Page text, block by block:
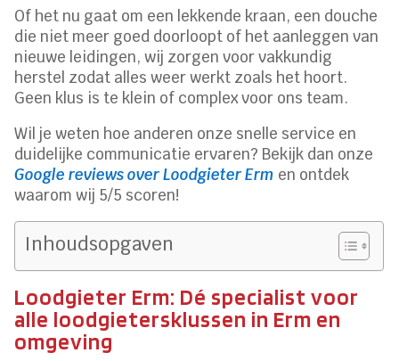
Of het nu gaat om een lekkende kraan, een douche
die niet meer goed doorloopt of het aanleggen van
nieuwe leidingen, wij zorgen voor vakkundig
herstel zodat alles weer werkt zoals het hoort.
Geen klus is te klein of complex voor ons team.
Wil je weten hoe anderen onze snelle service en
duidelijke communicatie ervaren? Bekijk dan onze
Google reviews over Loodgieter Erm en ontdek
waarom wij 5/5 scoren!
Inhoudsopgaven
Loodgieter Erm: Dé specialist voor
alle loodgietersklussen in Erm en
omgeving